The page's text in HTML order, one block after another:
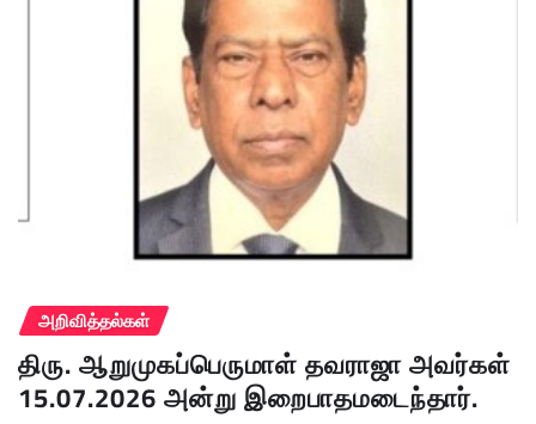
அறிவித்தல்கள்
திரு. ஆறுமுகப்பெருமாள் தவராஜா அவர்கள்
15.07.2026 அன்று இறைபாதமடைந்தார்.